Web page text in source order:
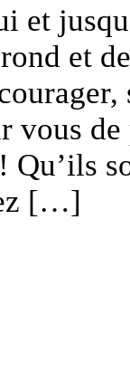
et
et
vous
[…]